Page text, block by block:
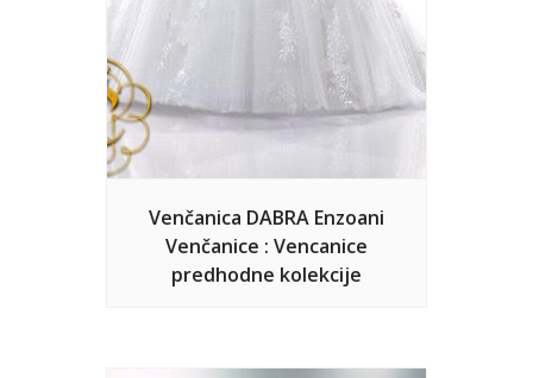
Venčanica DABRA Enzoani
Venčanice : Vencanice
predhodne kolekcije